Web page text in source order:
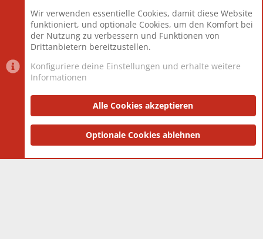
Mitglieder
12.425
Neuestes Mitglied
Toddster85
Datenschutzerklärung Impressum
Community platform by XenForo® © 2010-2025 XenForo Ltd.
and add-ons by ThemeHouse
Wir verwenden essentielle Cookies, damit diese Website
funktioniert, und optionale Cookies, um den Komfort bei
der Nutzung zu verbessern und Funktionen von
Drittanbietern bereitzustellen.
Konfiguriere deine Einstellungen und erhalte weitere
Informationen
Alle Cookies akzeptieren
Optionale Cookies ablehnen